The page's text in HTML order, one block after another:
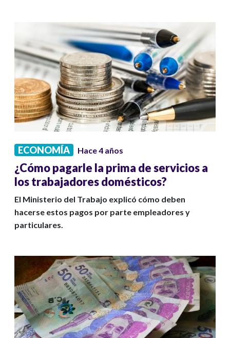
ECONOMÍA Hace 4 años
¿Cómo pagarle la prima de servicios a
los trabajadores domésticos?
El Ministerio del Trabajo explicó cómo deben
hacerse estos pagos por parte empleadores y
particulares.